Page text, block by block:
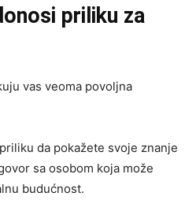
priliku za
vas veoma povoljna
da pokažete svoje znanje
sa osobom koja može
budućnost.